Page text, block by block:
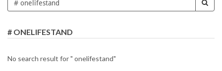
# ONELIFESTAND
No search result for " onelifestand"